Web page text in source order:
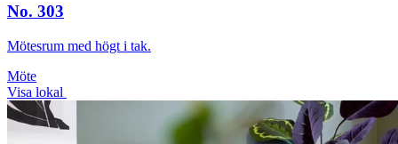
No. 303
Mötesrum med högt i tak.
Möte
Visa lokal